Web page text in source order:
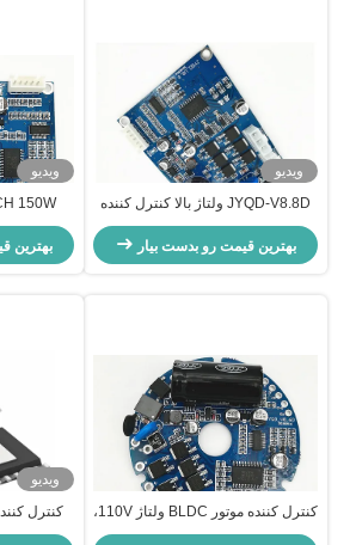
ویدیو
JYQD-V8.8D ولتاژ بالا کنترل کننده
موتور BLDC برای جریان هوا محرک
بی روان
بهترین قیمت رو بدست بیار
ویدیو
0-100% موتور راننده
بهترین
کنترل کننده موتور BLDC ولتاژ 110V،
کنترل کننده DC دور بدون برش دور
ویدیو